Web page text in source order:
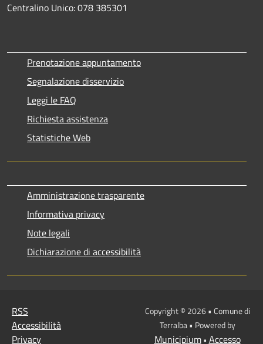
Centralino Unico: 078 385301
Prenotazione appuntamento
Segnalazione disservizio
Leggi le FAQ
Richiesta assistenza
Statistiche Web
Amministrazione trasparente
Informativa privacy
Note legali
Dichiarazione di accessibilità
RSS
Accessibilità
Privacy
Copyright © 2026 • Comune di
Terralba • Powered by
Municipium• Accesso